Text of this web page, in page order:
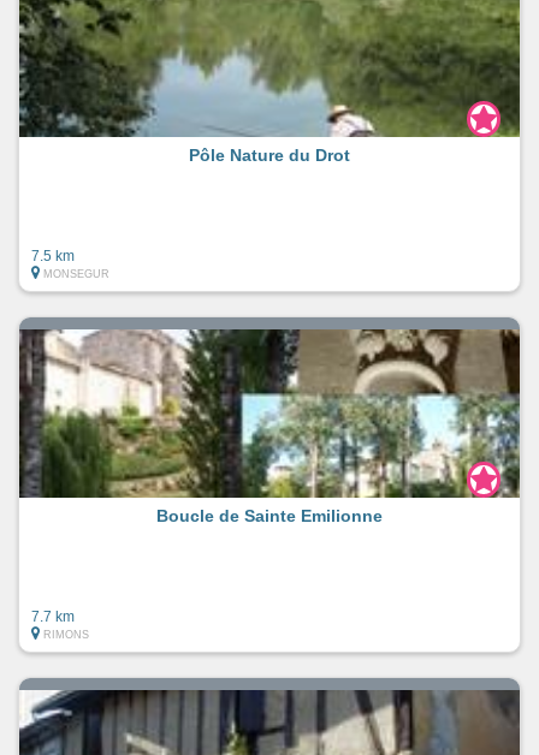
Pôle Nature du Drot
7.5 km
MONSEGUR
Boucle de Sainte Emilionne
7.7 km
RIMONS